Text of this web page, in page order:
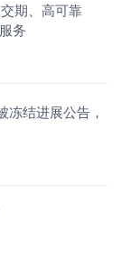
期、高可靠
务
结进展公告，